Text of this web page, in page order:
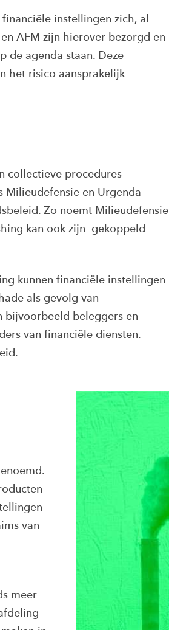
instellingen zich, al
AFM zijn hierover bezorgd en
de agenda staan. Deze
het risico aansprakelijk
collectieve procedures
Milieudefensie en Urgenda
Zo noemt Milieudefensie
kan ook zijn gekoppeld
kunnen financiële instellingen
als gevolg van
bijvoorbeeld beleggers en
van financiële diensten.
van
meer